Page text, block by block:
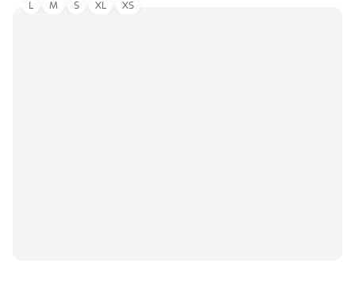
L M S XL XS